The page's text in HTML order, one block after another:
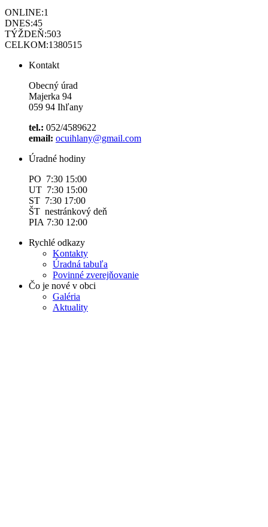
ONLINE:1
DNES:45
TÝŽDEŇ:503
CELKOM:1380515
Kontakt
Obecný úrad
Majerka 94
059 94 Ihľany
tel.: 052/4589622
email: ocuihlany@gmail.com
Úradné hodiny
PO 7:30 15:00
UT 7:30 15:00
ST 7:30 17:00
ŠT nestránkový deň
PIA 7:30 12:00
Rychlé odkazy
Kontakty
Úradná tabuľa
Povinné zverejňovanie
Čo je nové v obci
Galéria
Aktuality